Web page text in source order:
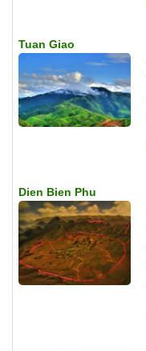
Tuan Giao
Dien Bien Phu